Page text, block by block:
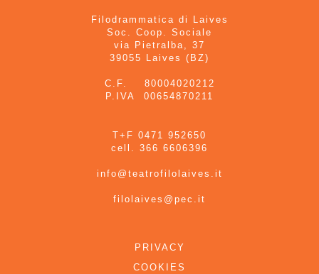
Filodrammatica di Laives
Soc. Coop. Sociale
via Pietralba, 37
39055 Laives (BZ)
C.F. 80004020212
P.IVA 00654870211
T+F 0471 952650
cell. 366 6606396
info@teatrofilolaives.it
filolaives@pec.it
PRIVACY
COOKIES